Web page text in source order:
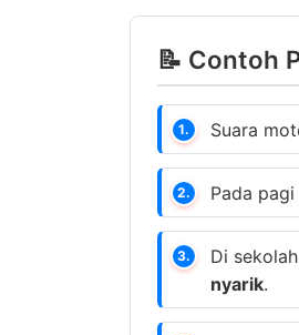
📝 Contoh
1. Suara
2. Pada
3.
Di
nyarik.